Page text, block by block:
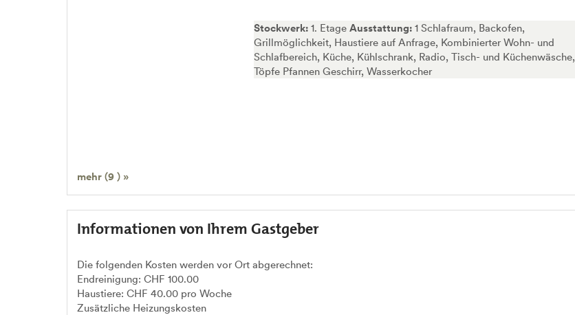
mehr (9 ) »
Stockwerk:1. Etage Ausstattung:1 Schlafraum, Backofen,
Grillmöglichkeit, Haustiere auf Anfrage, Kombinierter Wohn- und
Schlafbereich, Küche, Kühlschrank, Radio, Tisch- und Küchenwäsche,
Töpfe Pfannen Geschirr, Wasserkocher
Informationen von Ihrem Gastgeber
Die folgenden Kosten werden vor Ort abgerechnet:
Endreinigung: CHF 100.00
Haustiere: CHF 40.00 pro Woche
Zusätzliche Heizungskosten